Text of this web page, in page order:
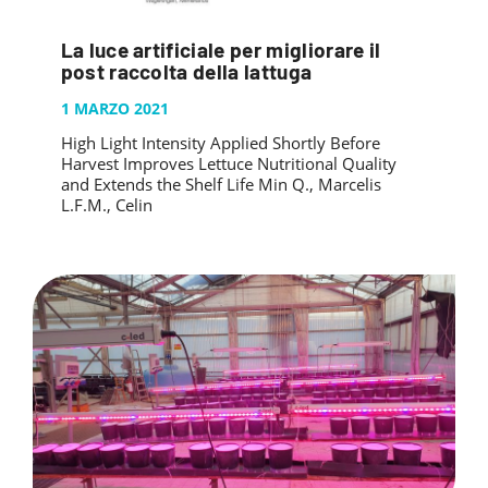
La luce artificiale per migliorare il
post raccolta della lattuga
1 MARZO 2021
High Light Intensity Applied Shortly Before
Harvest Improves Lettuce Nutritional Quality
and Extends the Shelf Life Min Q., Marcelis
L.F.M., Celin